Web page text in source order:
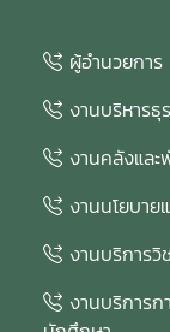
ผู้อำนวยการ
งานบริหารธุ
งานคลังแล
งานนโยบาย
งานบริการวิ
งานบริการก